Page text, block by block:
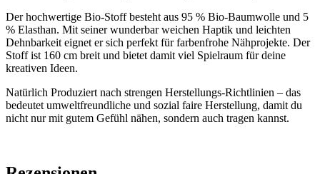
Der hochwertige Bio-Stoff besteht aus 95 % Bio-Baumwolle und 5
% Elasthan. Mit seiner wunderbar weichen Haptik und leichten
Dehnbarkeit eignet er sich perfekt für farbenfrohe Nähprojekte. Der
Stoff ist 160 cm breit und bietet damit viel Spielraum für deine
kreativen Ideen.
Natürlich Produziert nach strengen Herstellungs-Richtlinien – das
bedeutet umweltfreundliche und sozial faire Herstellung, damit du
nicht nur mit gutem Gefühl nähen, sondern auch tragen kannst.